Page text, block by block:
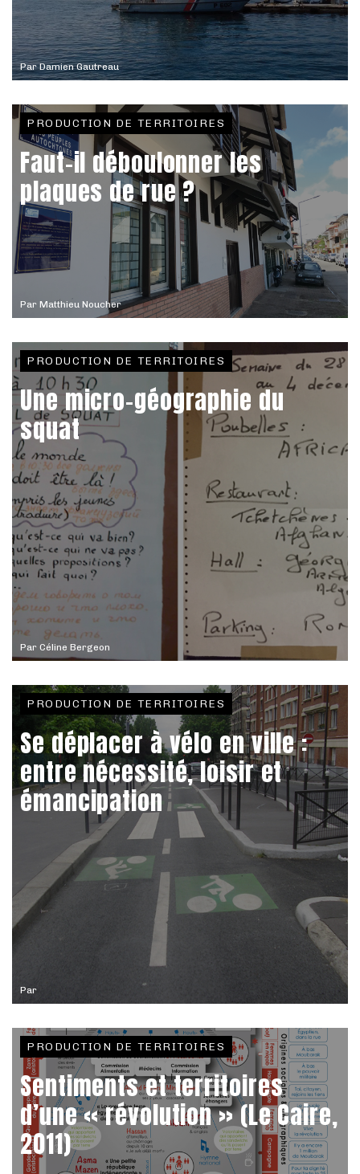
ParDamien Gautreau
Par Matthieu Noucher
PRODUCTION DE TERRITOIRES
Faut-il déboulonner les
plaques de rue ?
Par Céline Bergeon
PRODUCTION DE TERRITOIRES
Une micro-géographie du
squat
Par
PRODUCTION DE TERRITOIRES
Se déplacer à vélo en ville :
entre nécessité, loisir et
émancipation
PRODUCTION DE TERRITOIRES
Sentiments et territoires
d’une « révolution » (Le Caire,
2011)